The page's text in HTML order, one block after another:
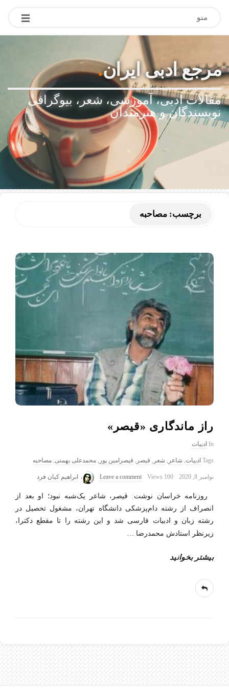
منو
مرجع ادبی ایران.
مقالات ادبی، آموزشی، شعر، بیوگرافی
نویسندگان و هنرمندان
برچسب: مصاحبه
راز ماندگاری «قیصر»
In ادبیات
Tags ادبیات, شاعر , شعر , قیصر , قیصرامین پور , محمدعلی بهمنی, مصاحبه
نوامبر 8, 2020 100 Views
Leave a comment ابراهیم کیان فرد
روزنامه خراسان نوشت: قیصر، شاعر یک‌شبه نبود؛ او بعد از
انصراف از رشته دام‌پزشکی دانشگاه تهران، مشغول تحصیل در
رشته زبان و ادبیات فارسی شد و این رشته را تا مقطع دکترا،
زیرنظر استادش محمدرضا
بیشتر بخوانید